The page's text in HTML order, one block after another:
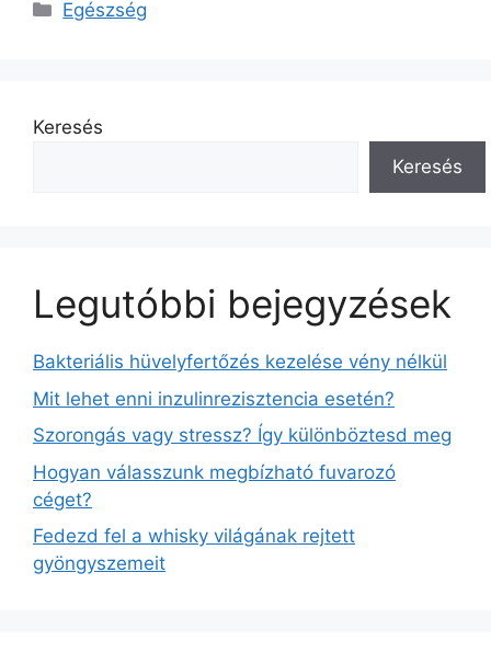
Kategória
Egészség
Keresés
Keresés
Legutóbbi bejegyzések
Bakteriális hüvelyfertőzés kezelése vény nélkül
Mit lehet enni inzulinrezisztencia esetén?
Szorongás vagy stressz? Így különböztesd meg
Hogyan válasszunk megbízható fuvarozó
céget?
Fedezd fel a whisky világának rejtett
gyöngyszemeit